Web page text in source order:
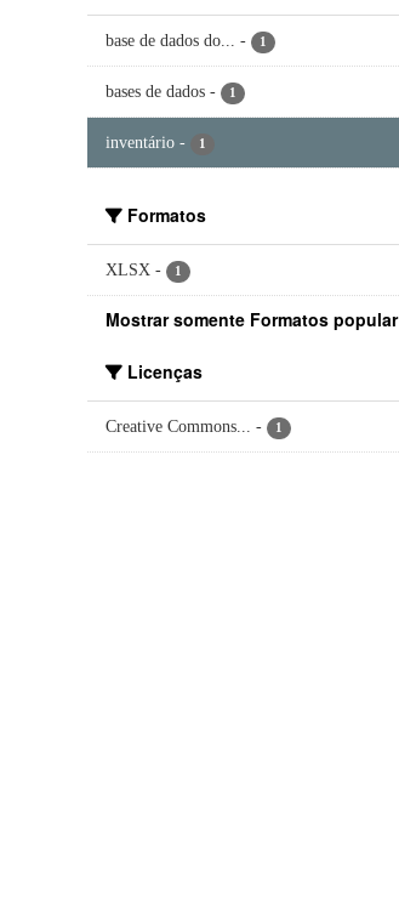
base de dados do... - 1
bases de dados - 1
inventário - 1
Formatos
XLSX - 1
Mostrar somente Formatos popular
Licenças
Creative Commons... - 1